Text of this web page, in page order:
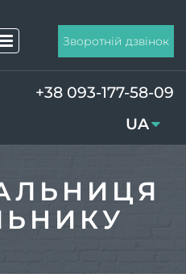
Зворотній дзвінок
+38 093-177-58-09
UA
RU